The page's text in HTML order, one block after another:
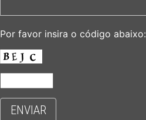
Por favor insira o código abaixo:
ENVIAR